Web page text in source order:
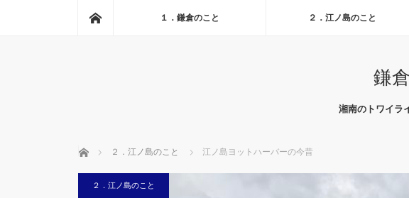
１．鎌倉のこと ２．江ノ島のこと
鎌
湘南のトワイラ
ホーム ２．江ノ島のこと 江ノ島ヨットハーバーの今昔
２．江ノ島のこと